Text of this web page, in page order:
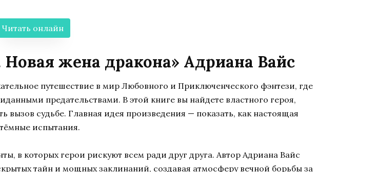
Читать онлайн
жена дракона» Адриана Вайс
путешествие в мир Любовного и Приключенческого фэнтези, где
предательствами. В этой книге вы найдете властного героя,
судьбе. Главная идея произведения — показать, как настоящая
испытания.
в которых герои рискуют всем ради друг друга. Автор Адриана Вайс
тайн и мощных заклинаний, создавая атмосферу вечной борьбы за